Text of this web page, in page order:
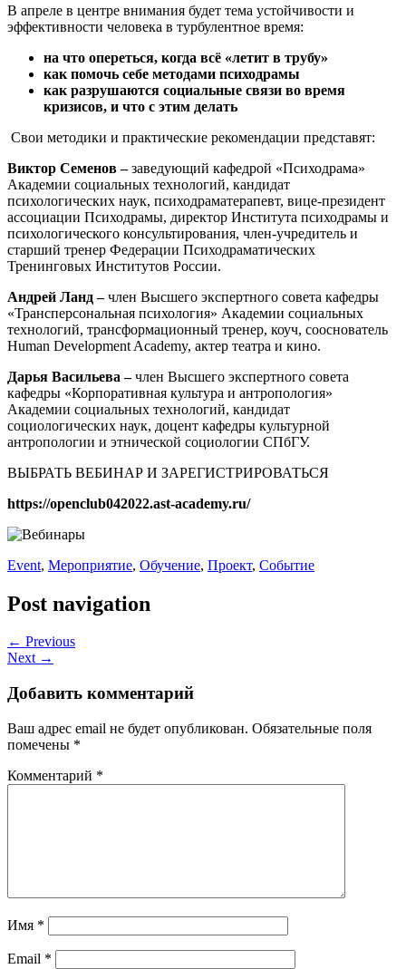
В апреле в центре внимания будет тема устойчивости и
эффективности человека в турбулентное время:
на что опереться, когда всё «летит в трубу»
как помочь себе методами психодрамы
как разрушаются социальные связи во время
кризисов, и что с этим делать
Свои методики и практические рекомендации представят:
Виктор Семенов –заведующий кафедрой «Психодрама»
Академии социальных технологий, кандидат
психологических наук, психодраматерапевт, вице-президент
ассоциации Психодрамы, директор Института психодрамы и
психологического консультирования, член-учредитель и
старший тренер Федерации Психодраматических
Тренинговых Институтов России.
Андрей Ланд –член Высшего экспертного совета кафедры
«Трансперсональная психология» Академии социальных
технологий, трансформационный тренер, коуч, сооснователь
Human Development Academy, актер театра и кино.
Дарья Васильева –член Высшего экспертного совета
кафедры «Корпоративная культура и антропология»
Академии социальных технологий, кандидат
социологических наук, доцент кафедры культурной
антропологии и этнической социологии СПбГУ.
ВЫБРАТЬ ВЕБИНАР И ЗАРЕГИСТРИРОВАТЬСЯ
https://openclub042022.ast-academy.ru/
Event, Мероприятие, Обучение, Проект, Событие
Post navigation
← Previous
Next →
Добавить комментарий
Ваш адрес email не будет опубликован. Обязательные поля
помечены *
Комментарий *
Имя *
Email *